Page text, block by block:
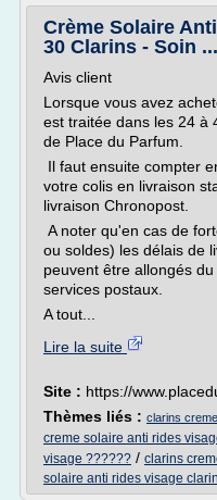
Crème Solaire
30 Clarins - Soin ...
Avis client
Lorsque vous avez
est traitée dans les 24 à
de Place du Parfum.
Il faut ensuite compter
votre colis en livraison
livraison Chronopost.
A noter qu'en cas de
ou soldes) les délais de
peuvent être allongés
services postaux.
A tout...
Lire la suite
Site : https://
Thèmes liés : clarins
creme solaire anti rides
visage ?????? / clarins
solaire anti rides visage